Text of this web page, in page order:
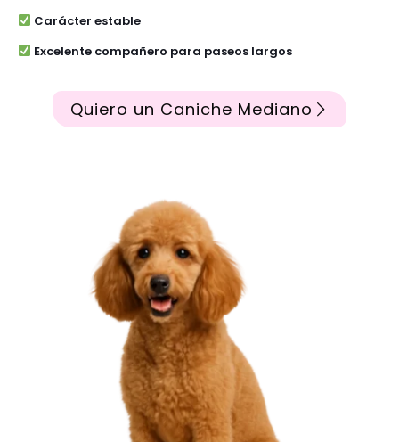
Carácter estable
Excelente compañero para paseos largos
Quiero un Caniche Mediano